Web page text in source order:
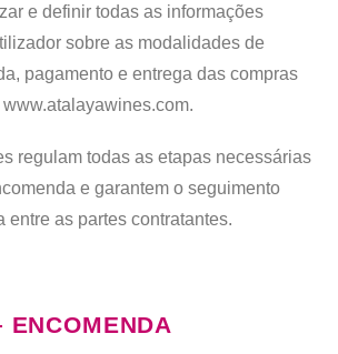
e definir todas as informações
sobre as modalidades de
pagamento e entrega das compras
regulam todas as etapas necessárias
e garantem o seguimento
entre as partes contratantes.
ENCOMENDA